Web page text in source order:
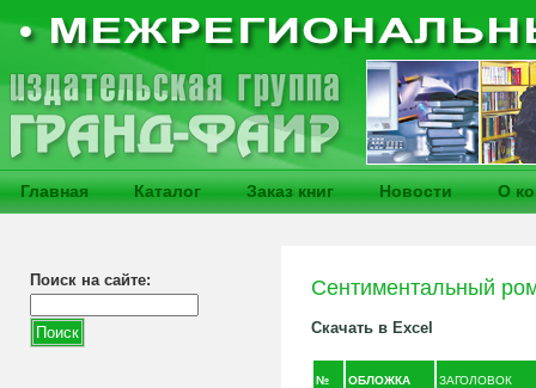
Главная Каталог Заказ книг Новости О
Поиск на сайте: Сентиментальный
Скачать в Excel
№ ОБЛОЖКА ЗАГОЛОВОК